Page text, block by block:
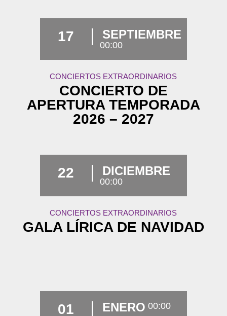
17 SEPTIEMBRE
00:00
CONCIERTOS EXTRAORDINARIOS
CONCIERTO DE
APERTURA TEMPORADA
2026 – 2027
22 DICIEMBRE
00:00
CONCIERTOS EXTRAORDINARIOS
GALA LÍRICA DE NAVIDAD
01 ENERO 00:00